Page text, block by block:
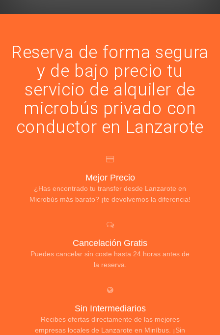
Reserva de forma segura
y de bajo precio tu
servicio de alquiler de
microbús privado con
conductor en Lanzarote
Mejor Precio
¿Has encontrado tu transfer desde Lanzarote en
Microbús más barato? ¡te devolvemos la diferencia!
Cancelación Gratis
Puedes cancelar sin coste hasta 24 horas antes de
la reserva.
Sin Intermediarios
Recibes ofertas directamente de las mejores
empresas locales de Lanzarote en Miníbus. ¡Sin